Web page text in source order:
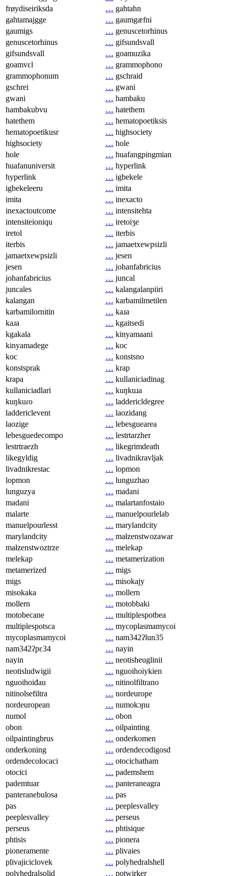
frøydiseiriksda
… gahtahn
gahtamajgge
… gaumgæfni
gaumigs
… genuscetorhinus
genuscetorhinus
… gifsundsvall
gifsundsvall
… goamuzika
goamvɛl
… grammophono
grammophonum
… gschraid
gschrei
… gwani
gwani
… hambaku
hambakubvu
… hatethem
hatethem
… hematopoetiksis
hematopoetikusr
… highsociety
highsociety
… hole
hole
… huafangpingmian
huafanuniversit
… hyperlink
hyperlink
… igbekele
igbekeleeru
… imita
imita
… inexacto
inexactoutcome
… intensitehta
intensiteioniqu
… iretoiʒe
iretol
… iterbis
iterbis
… jamaetxewpsizli
jamaetxewpsizli
… jesen
jesen
… johanfabricius
johanfabricius
… juncal
juncales
… kalangalanpiiri
kalangan
… karbamilmetilen
karbamilornitin
… kaɹa
kaɹa
… kgaitsedi
kgakala
… kinyamaani
kinyamadege
… koc
koc
… konstsno
konstsprak
… krap
krapa
… kullaniciadinag
kullaniciadlari
… kuŋkuɹa
kuŋkuɾo
… laddericldegree
laddericlevent
… laozidang
laozige
… lebesguearea
lebesguedecompo
… lestrtarzher
lestrtraezh
… likegrimdeath
likegyldig
… livadnikravljak
livadnikrestac
… lopmon
lopmon
… lunguzhao
lunguzya
… madani
madani
… malartanfostaio
malarte
… manuelpourlelab
manuelpourlesst
… marylandcity
marylandcity
… małzenstwozawar
małzenstwoztrze
… melekap
melekap
… metamerization
metamerized
… migs
migs
… misokajy
misokaka
… mollern
mollern
… motobbaki
motobecane
… multiplespotbea
multiplespotsca
… mycoplasmamycoi
mycoplasmamycoi
… nam342ʔlun35
nam342ʔpɛ34
… nayin
nayin
… neotisheuglinii
neotisludwigii
… nguoihoiykien
nguoihoiđau
… nitinolfiltrano
nitinolsefiltra
… nordeurope
nordeuropean
… numokɔɲu
numol
… obon
obon
… oilpainting
oilpaintingbrus
… onderkomen
onderkoning
… ordendecodigosd
ordendecolocaci
… otocichatham
otocici
… pademshem
pademtuar
… panteraneagra
panteranebulosa
… pas
pas
… peeplesvalley
peeplesvalley
… perseus
perseus
… phtisique
phtisis
… pionera
pioneramente
… plivaies
plivajiciclovek
… polyhedralshell
polyhedralsolid
… potwirker